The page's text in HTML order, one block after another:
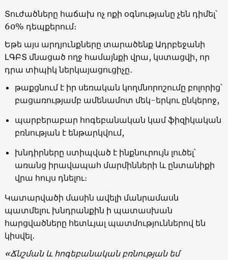
Տուժածները հաճախ ոչ ոքի օգնությանը չեն դիմել՝
60% դեպքերում։
Եթե այս արդյունքները տարածենք Ադրբեջանի
ԼԳԲՏ մնացած ողջ համայնքի վրա, կստացվի, որ
դրա տիպիկ ներկայացուցիչը․
թաքցնում է իր սեռական կողմնորոշումը բոլորից՝
բացառությամբ ամենամոտ մեկ-երկու ընկերոջ,
պարբերաբար հոգեբանական կամ ֆիզիկական
բռնության է ենթարկվում,
խնդիրները ստիպված է ինքնուրույն լուծել՝
առանց իրավապահ մարմինների և ընտանիքի
վրա հույս դնելու։
Կատարվածի մասին ավելի մանրամասն
պատմելու խնդրանքին ի պատասխան
հարցվածները հետևյալ պատմություններով են
կիսվել․
«Ճնշման և հոգեբանական բռնության եմ